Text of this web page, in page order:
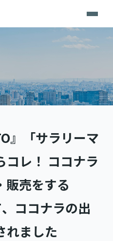
』「サラリーマ
コレ！ ココナラ
販売をする
ココナラの出
れました